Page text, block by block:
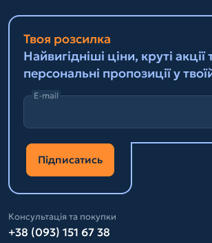
Твоя розсилка
Найвигідніші ціни, круті акції
персональні пропозиції у
E-mail
Підписатись
Консультація та покупки
+38 (093) 151 67 38